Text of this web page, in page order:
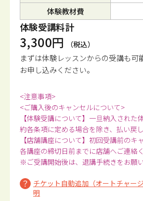
体験教材費
体験受講料計
3,300円 （税込）
まずは体験レッスンからの受講も可
お申し込みください。
<注意事項>
<ご購入後のキャンセルについて>
【体験受講について】一旦納入された
約各条項に定める場合を除き、払い戻
【店舗講座について】初回受講前のキ
各講座の締切日前までに店舗へご連絡く
※ご受講開始後は、退講手続きをお願い
チケット自動追加（オートチャー
明